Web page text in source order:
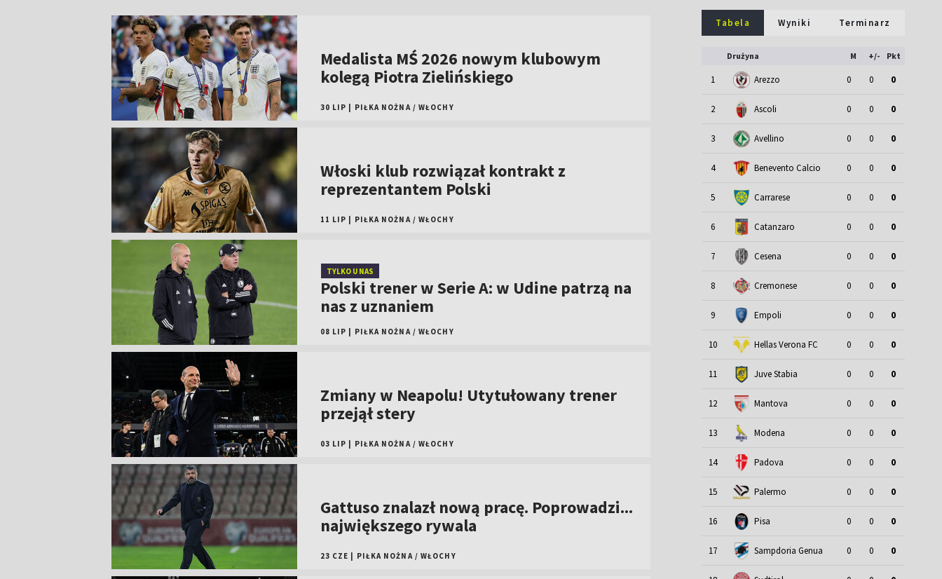
Medalista MŚ 2026 nowym klubowym
kolegą Piotra Zielińskiego
30 LIP PIŁKA NOŻNA / WŁOCHY
Włoski klub rozwiązał kontrakt z
reprezentantem Polski
11 LIP PIŁKA NOŻNA / WŁOCHY
TYLKO U NAS
Polski trener w Serie A: w Udine patrzą na
nas z uznaniem
08 LIP PIŁKA NOŻNA / WŁOCHY
Zmiany w Neapolu! Utytułowany trener
przejął stery
03 LIP PIŁKA NOŻNA / WŁOCHY
Gattuso znalazł nową pracę. Poprowadzi...
największego rywala
23 CZE PIŁKA NOŻNA / WŁOCHY
Tabela Wyniki Terminarz
Drużyna M +/- Pkt
1 Arezzo 0 0 0
2 Ascoli 0 0 0
3 Avellino 0 0 0
4 Benevento Calcio 0 0 0
5 Carrarese 0 0 0
6 Catanzaro 0 0 0
7 Cesena 0 0 0
8 Cremonese 0 0 0
9 Empoli 0 0 0
10 Hellas Verona FC 0 0 0
11 Juve Stabia 0 0 0
12 Mantova 0 0 0
13 Modena 0 0 0
14 Padova 0 0 0
15 Palermo 0 0 0
16 Pisa 0 0 0
17 Sampdoria Genua 0 0 0